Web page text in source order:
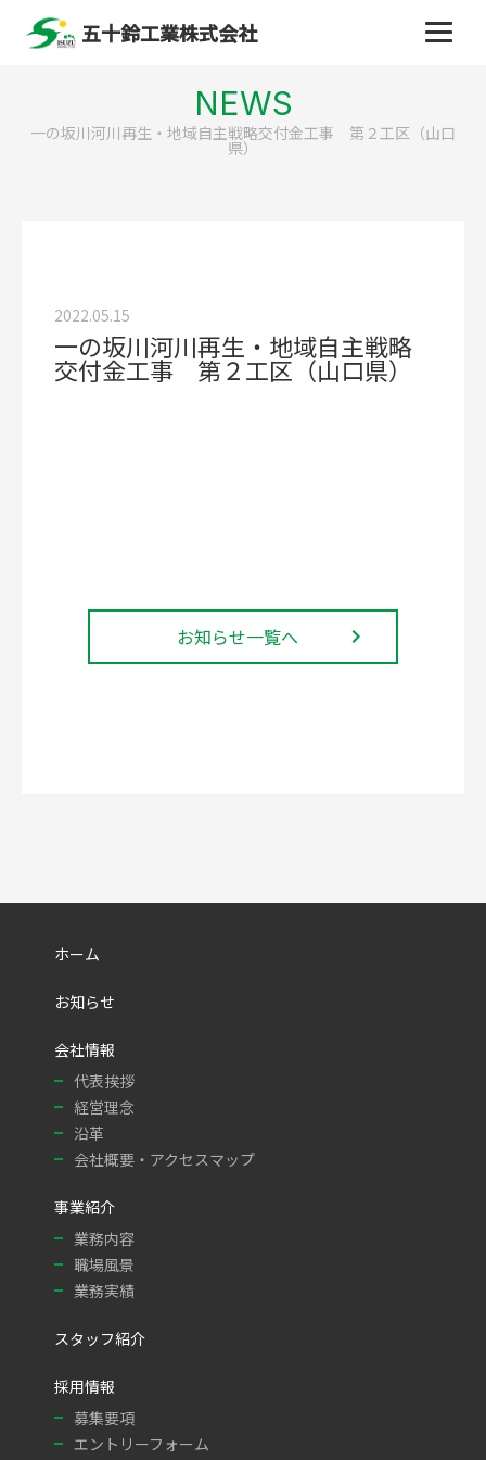
五十鈴工業株式会社
NEWS
一の坂川河川再生・地域自主戦略交付金工事 第２工区（山口
県）
2022.05.15
一の坂川河川再生・地域自主戦略
交付金工事 第２工区（山口県）
お知らせ一覧へ navigate_next
ホーム
お知らせ
会社情報
代表挨拶
経営理念
沿革
会社概要・アクセスマップ
事業紹介
業務内容
職場風景
業務実績
スタッフ紹介
採用情報
募集要項
エントリーフォーム